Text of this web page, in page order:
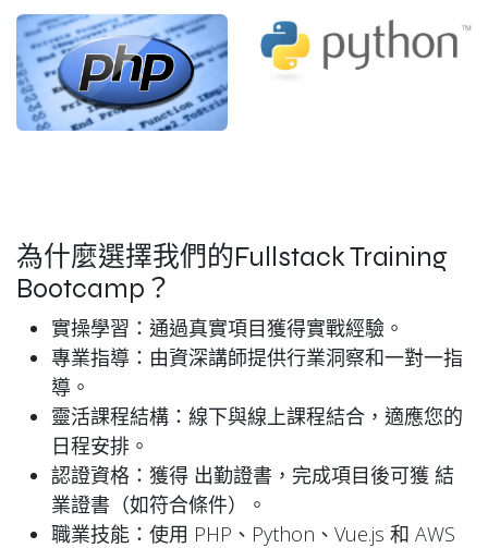
為什麼選擇我們的Fullstack Training
Bootcamp？
實操學習 ：通過真實項目獲得實戰經驗。
專業指導 ：由資深講師提供行業洞察和一對一指
導。
靈活課程結構 ：線下與線上課程結合，適應您的
日程安排。
認證資格 ：獲得 出勤證書 ，完成項目後可獲 結
業證書 （如符合條件）。
職業技能 ：使用 PHP、Python、Vue.js 和 AWS